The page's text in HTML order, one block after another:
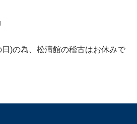
)の為、松濤館の稽古はお休みで